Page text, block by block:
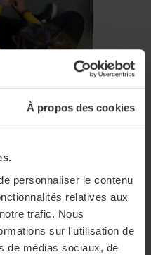
À propos des cookies
personnaliser le contenu
relatives aux
trafic. Nous
sur l'utilisation de
de médias sociaux, de